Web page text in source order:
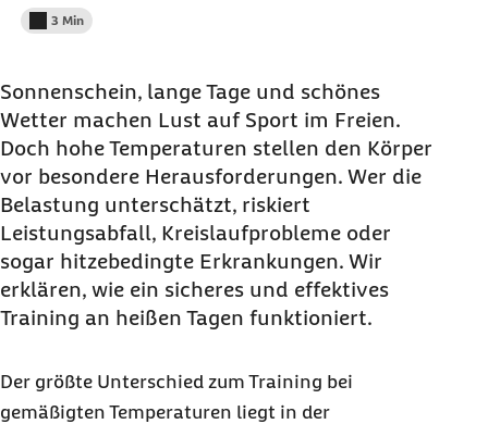
Lesedauer weniger als
3 Min
Sonnenschein, lange Tage und schönes
Wetter machen Lust auf Sport im Freien.
Doch hohe Temperaturen stellen den Körper
vor besondere Herausforderungen. Wer die
Belastung unterschätzt, riskiert
Leistungsabfall, Kreislaufprobleme oder
sogar hitzebedingte Erkrankungen. Wir
erklären, wie ein sicheres und effektives
Training an heißen Tagen funktioniert.
Der größte Unterschied zum Training bei
gemäßigten Temperaturen liegt in der